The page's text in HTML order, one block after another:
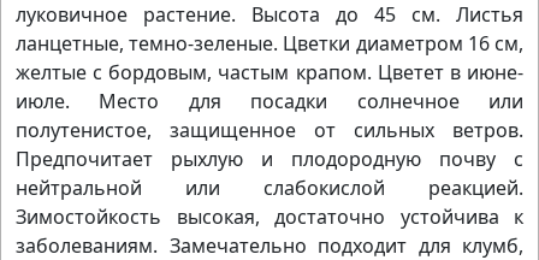
луковичное растение. Высота до 45 см. Листья
ланцетные, темно-зеленые. Цветки диаметром 16 см,
желтые с бордовым, частым крапом. Цветет в июне-
июле. Место для посадки солнечное или
полутенистое, защищенное от сильных ветров.
Предпочитает рыхлую и плодородную почву с
нейтральной или слабокислой реакцией.
Зимостойкость высокая, достаточно устойчива к
заболеваниям. Замечательно подходит для клумб,